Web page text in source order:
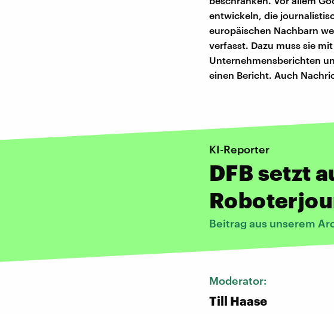
entwickeln, die
europäischen Nachbarn
verfasst. Dazu muss sie
Unternehmensberichten
einen Bericht. Auch
KI-Reporter
DFB setzt
Beitrag aus unserem
Moderator:
Till Haase